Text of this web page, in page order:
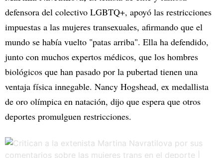
defensora del colectivo LGBTQ+, apoyó las restricciones
impuestas a las mujeres transexuales, afirmando que el
mundo se había vuelto "patas arriba". Ella ha defendido,
junto con muchos expertos médicos, que los hombres
biológicos que han pasado por la pubertad tienen una
ventaja física innegable. Nancy Hogshead, ex medallista
de oro olímpica en natación, dijo que espera que otros
deportes promulguen restricciones.